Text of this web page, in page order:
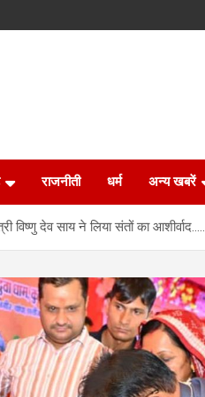
राजनीती धर्म अन्य खबरें
विष्णु देव साय ने लिया संतों का आशीर्वाद…..